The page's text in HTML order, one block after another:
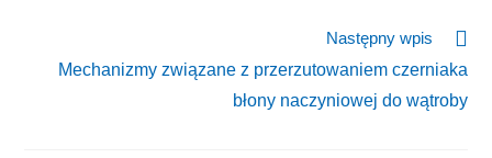
Następny wpis
Mechanizmy związane z przerzutowaniem czerniaka
błony naczyniowej do wątroby